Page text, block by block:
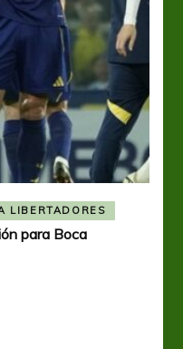
LIBERTADORES
para Boca